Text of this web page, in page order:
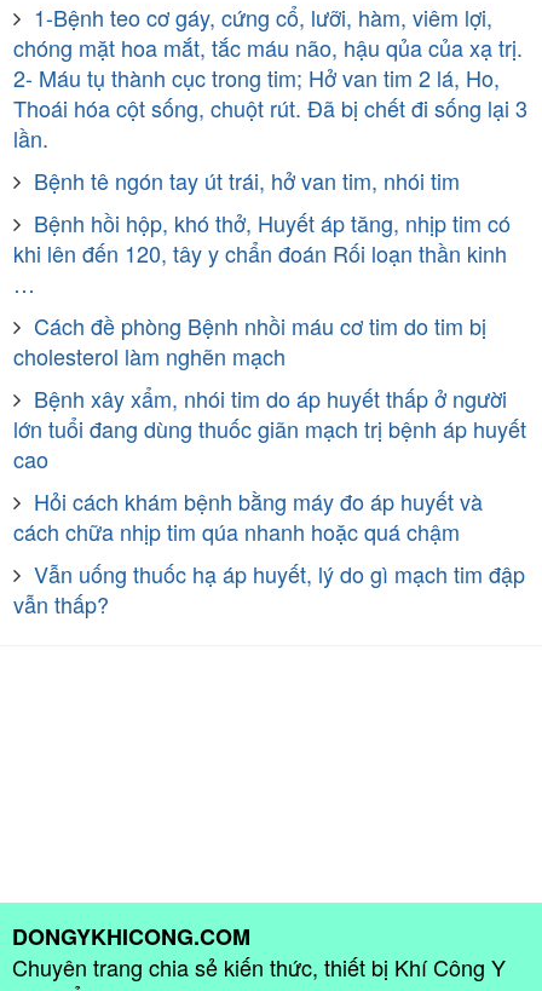
1-Bệnh teo cơ gáy, cứng cổ, lưỡi, hàm, viêm lợi,
chóng mặt hoa mắt, tắc máu não, hậu qủa của xạ trị.
2- Máu tụ thành cục trong tim; Hở van tim 2 lá, Ho,
Thoái hóa cột sống, chuột rút. Đã bị chết đi sống lại 3
lần.
Bệnh tê ngón tay út trái, hở van tim, nhói tim
Bệnh hồi hộp, khó thở, Huyết áp tăng, nhịp tim có
khi lên đến 120, tây y chẩn đoán Rối loạn thần kinh
…
Cách đề phòng Bệnh nhồi máu cơ tim do tim bị
cholesterol làm nghẽn mạch
Bệnh xây xẩm, nhói tim do áp huyết thấp ở người
lớn tuổi đang dùng thuốc giãn mạch trị bệnh áp huyết
cao
Hỏi cách khám bệnh bằng máy đo áp huyết và
cách chữa nhịp tim qúa nhanh hoặc quá chậm
Vẫn uống thuốc hạ áp huyết, lý do gì mạch tim đập
vẫn thấp?
DONGYKHICONG.COM
Chuyên trang chia sẻ kiến thức, thiết bị Khí Công Y